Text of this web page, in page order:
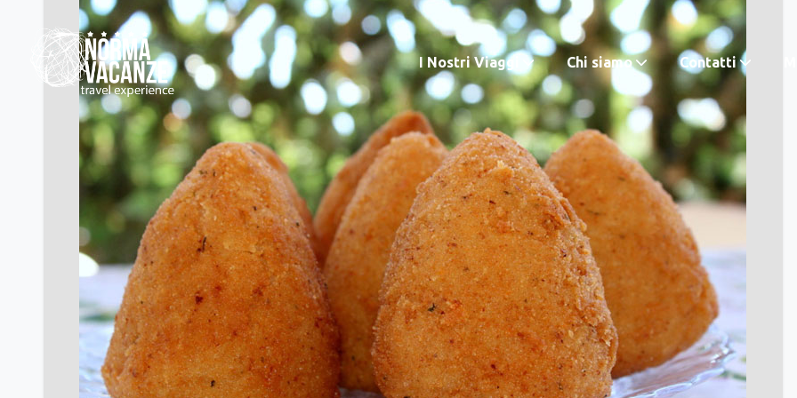
I Nostri Viaggi Chi siamo Contatti